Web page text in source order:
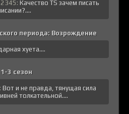
Качество TS зачем писать
периода: Возрождение
хуета....
3 сезон
Вот и не правда, тянущая сила
толкательной....